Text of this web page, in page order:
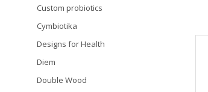
Custom probiotics
Cymbiotika
Designs for Health
Diem
Double Wood